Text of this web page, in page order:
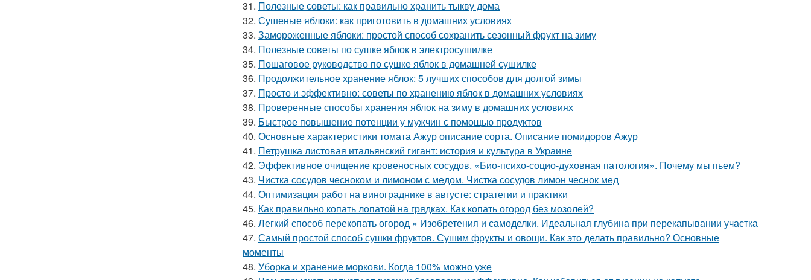
31. Полезные советы: как правильно хранить тыкву дома
32. Сушеные яблоки: как приготовить в домашних условиях
33. Замороженные яблоки: простой способ сохранить сезонный фрукт на зиму
34. Полезные советы по сушке яблок в электросушилке
35. Пошаговое руководство по сушке яблок в домашней сушилке
36. Продолжительное хранение яблок: 5 лучших способов для долгой зимы
37. Просто и эффективно: советы по хранению яблок в домашних условиях
38. Проверенные способы хранения яблок на зиму в домашних условиях
39. Быстрое повышение потенции у мужчин с помощью продуктов
40. Основные характеристики томата Ажур описание сорта. Описание помидоров Ажур
41. Петрушка листовая итальянский гигант: история и культура в Украине
42. Эффективное очищение кровеносных сосудов. «Био-психо-социо-духовная патология». Почему мы пьем?
43. Чистка сосудов чесноком и лимоном с медом. Чистка сосудов лимон чеснок мед
44. Оптимизация работ на винограднике в августе: стратегии и практики
45. Как правильно копать лопатой на грядках. Как копать огород без мозолей?
46. Легкий способ перекопать огород » Изобретения и самоделки. Идеальная глубина при перекапывании участка
47. Самый простой способ сушки фруктов. Сушим фрукты и овощи. Как это делать правильно? Основные
моменты
48. Уборка и хранение моркови. Когда 100% можно уже